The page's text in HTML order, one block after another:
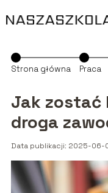
Strona główna Praca
Jak zostać
droga
Data publikacji: 2025-06-